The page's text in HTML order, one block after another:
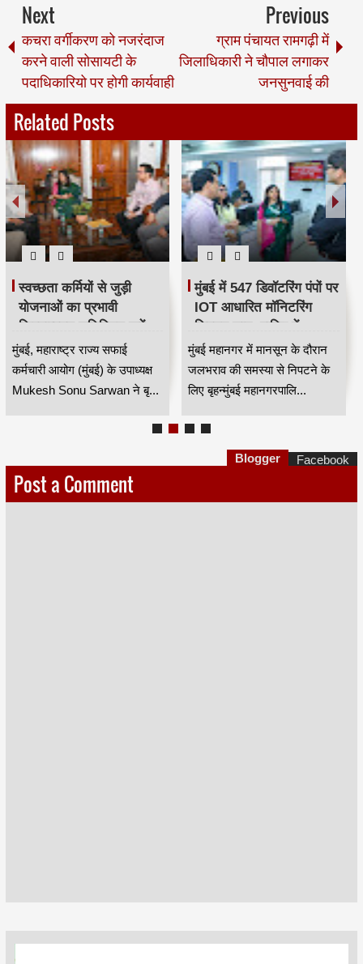
Next
कचरा वर्गीकरण को नजरंदाज
करने वाली सोसायटी के
पदाधिकारियो पर होगी कार्यवाही
Previous
ग्राम पंचायत रामगढ़ी में
जिलाधिकारी ने चौपाल लगाकर
जनसुनवाई की
Related Posts
स्वच्छता कर्मियों से जुड़ी
योजनाओं का प्रभावी
क्रियान्वयन सुनिश्चित करें —
महाराष्ट्र राज्य सफाई
कर्मचारी आयोग के उपाध्यक्ष
मुकेश सोनू सरवान HKA
मुंबई, महाराष्ट्र राज्य सफाई
कर्मचारी आयोग (मुंबई) के उपाध्यक्ष
Mukesh Sonu Sarwan ने बृ...
मुंबई में 547 डिवॉटरिंग पंपों पर
IOT आधारित मॉनिटरिंग
सिस्टम लागू, बारिश में
जलभराव नियंत्रण होगा
अधिक प्रभावी
मुंबई महानगर में मानसून के दौरान
जलभराव की समस्या से निपटने के
लिए बृहन्मुंबई महानगरपालि...
Post a Comment
Blogger Facebook